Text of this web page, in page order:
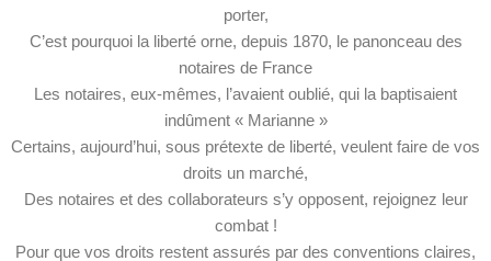
porter,
C’est pourquoi la liberté orne, depuis 1870, le panonceau des
notaires de France
Les notaires, eux-mêmes, l’avaient oublié, qui la baptisaient
indûment « Marianne »
Certains, aujourd’hui, sous prétexte de liberté, veulent faire de vos
droits un marché,
Des notaires et des collaborateurs s’y opposent, rejoignez leur
combat !
Pour que vos droits restent assurés par des conventions claires,